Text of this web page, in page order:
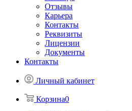
Отзывы
Карьера
Контакты
Реквизиты
Лицензии
Документы
Контакты
Личный кабинет
Корзина0